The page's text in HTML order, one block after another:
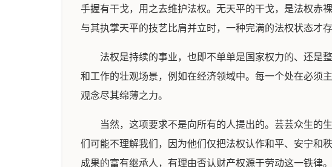
手握有干戈，用之去维护法权。无天平的干戈，是法权赤
与其执掌天平的技艺比肩并立时，一种完满的法权状态才存
法权是持续的事业，也即不单单是国家权力的、还是
和工作的壮观场景，例如在经济领域中。每一个处在必须
观念尽其绵薄之力。
当然，这项要求不是向所有的人提出的。芸芸众生的
们可能不理解我们，因为他们仅把法权认作和平、安宁和
成果的富有继承人，有理由否认财产权源于劳动这一铁律